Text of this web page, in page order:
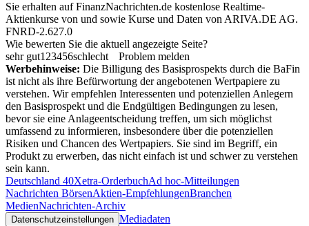
Sie erhalten auf FinanzNachrichten.de kostenlose Realtime-
Aktienkurse von und sowie Kurse und Daten von ARIVA.DE AG.
FNRD-2.627.0
Wie bewerten Sie die aktuell angezeigte Seite?
sehr gut1 23456schlecht
Problem melden
Werbehinweise: Die Billigung des Basisprospekts durch die BaFin
ist nicht als ihre Befürwortung der angebotenen Wertpapiere zu
verstehen. Wir empfehlen Interessenten und potenziellen Anlegern
den Basisprospekt und die Endgültigen Bedingungen zu lesen,
bevor sie eine Anlageentscheidung treffen, um sich möglichst
umfassend zu informieren, insbesondere über die potenziellen
Risiken und Chancen des Wertpapiers. Sie sind im Begriff, ein
Produkt zu erwerben, das nicht einfach ist und schwer zu verstehen
sein kann.
Deutschland 40Xetra-OrderbuchAd hoc-Mitteilungen
Nachrichten BörsenAktien-EmpfehlungenBranchen
MedienNachrichten-Archiv
Datenschutzeinstellungen Mediadaten